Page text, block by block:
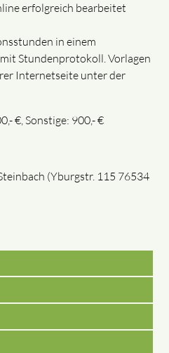
erfolgreich bearbeitet
in einem
Stundenprotokoll. Vorlagen
Internetseite unter der
€, Sonstige: 900,- €
(Yburgstr. 115 76534